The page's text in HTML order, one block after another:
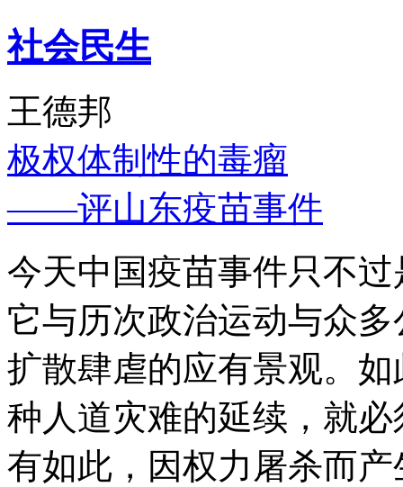
社会民生
王德邦
极权体制性的毒瘤
——评山东疫苗事件
今天中国疫苗事件只不
它与历次政治运动与众
扩散肆虐的应有景观。
种人道灾难的延续，就
有如此，因权力屠杀而